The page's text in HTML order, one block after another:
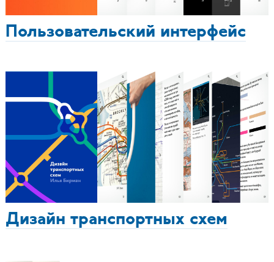
Пользовательский интерфейс
Дизайн транспортных схем